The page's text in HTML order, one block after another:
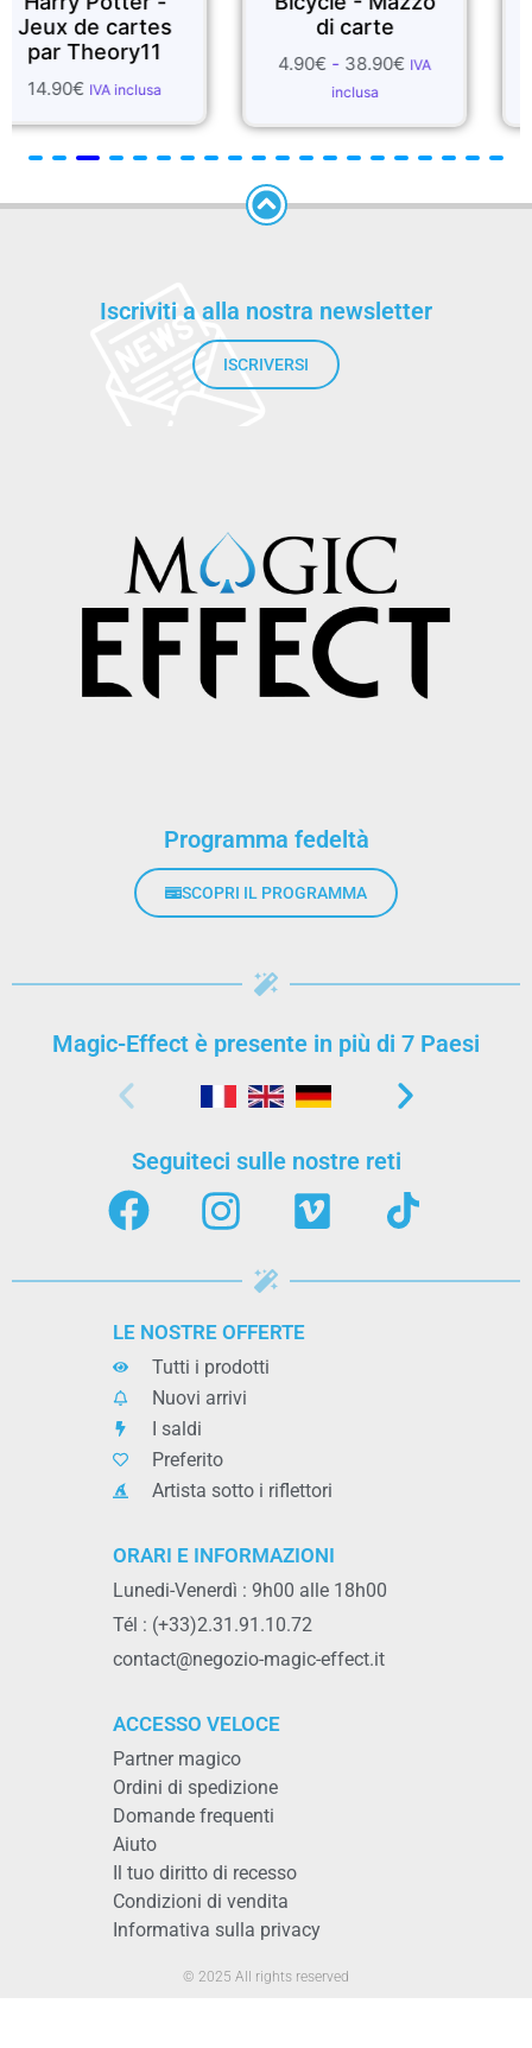
-
Bicycle - Mazzo
1.99
Iscriviti a alla nostra newsletter
Programma fedeltà
SCOPRI IL PROGRAMMA
Magic-Effect è presente in più di 7 Paesi
Seguiteci sulle nostre reti
LE NOSTRE OFFERTE
Tutti i prodotti
Nuovi arrivi
I saldi
Preferito
Artista sotto i riflettori
ORARI E INFORMAZIONI
Lunedi-Venerdì : 9h00 alle 18h00
Tél : (+33)2.31.91.10.72
contact@negozio-magic-effect.it
ACCESSO VELOCE
Partner magico
Ordini di spedizione
Domande frequenti
Aiuto
Il tuo diritto di recesso
Condizioni di vendita
Informativa sulla privacy
© 2025 All rights reserved